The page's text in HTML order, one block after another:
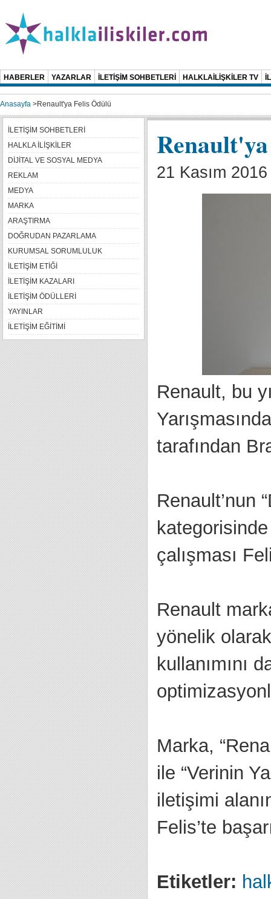
HABERLER YAZARLAR İLETİŞİM SOHBETLERİ HALKLAİLİŞKİLER TV
Anasayfa >Renault'ya Felis Ödülü
21 Kasım
Renault, bu
tarafından
Renault’nun
çalışması
Renault
yönelik
kullanımını
Marka,
ile “Verinin
iletişimi
Felis’te
Etiketler:
İLETİŞİM SOHBETLERİ
HALKLA İLİŞKİLER
DİJİTAL VE SOSYAL MEDYA
REKLAM
MEDYA
MARKA
ARAŞTIRMA
DOĞRUDAN PAZARLAMA
KURUMSAL SORUMLULUK
İLETİŞİM ETİĞİ
İLETİŞİM KAZALARI
İLETİŞİM ÖDÜLLERİ
YAYINLAR
İLETİŞİM EĞİTİMİ